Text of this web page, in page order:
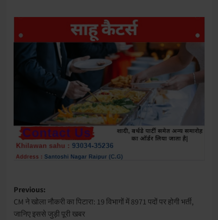
Post
navigation
Previous:
CM ने खोला नौकरी का पिटारा: 19 विभागों में 8971 पदों पर होगी भर्ती,
जानिए इससे जुड़ी पूरी खबर